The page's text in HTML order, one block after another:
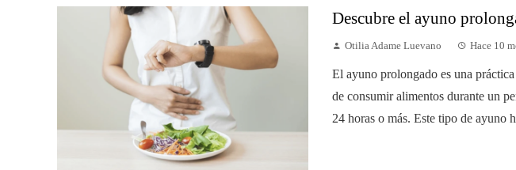
Descubre el ayuno
Otilia Adame Luevano Hace 10
El ayuno prolongado es una
de consumir alimentos durante un
24 horas o más. Este tipo de ayuno